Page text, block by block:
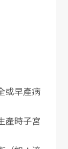
或早產病
產時子宮